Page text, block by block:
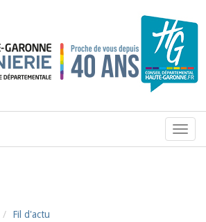
Menu
de
Fil d'actu